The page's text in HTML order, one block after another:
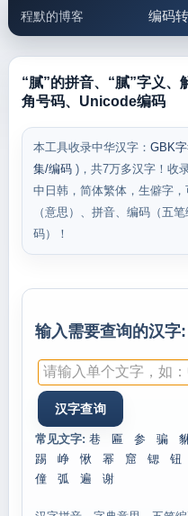
程默的博客 编码
邮件工具 生活
“膩”的拼音、“膩”字义、
角号码、Unicode编码
本工具收录中华汉字： GBK
集/编码 )，共7万多汉字！收
中日韩，简体繁体，生僻字
（意思）、拼音、编码（五
码）！
输入需要查询的汉字:
常见文字: 巷 匾 参 骗
踢
峥 愀 幂 窟 锶 钮
僮
弧 遍 谢